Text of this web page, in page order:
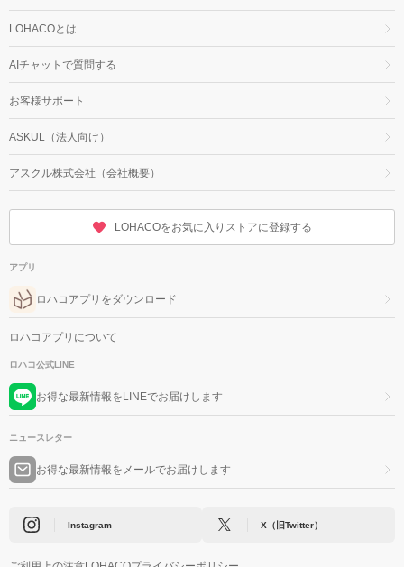
LOHACOとは
AIチャットで質問する
お客様サポート
ASKUL（法人向け）
アスクル株式会社（会社概要）
LOHACOをお気に入りストアに登録する
アプリ
ロハコアプリをダウンロード
ロハコアプリについて
ロハコ公式LINE
お得な最新情報をLINEでお届けします
ニュースレター
お得な最新情報をメールでお届けします
Instagram X（旧Twitter）